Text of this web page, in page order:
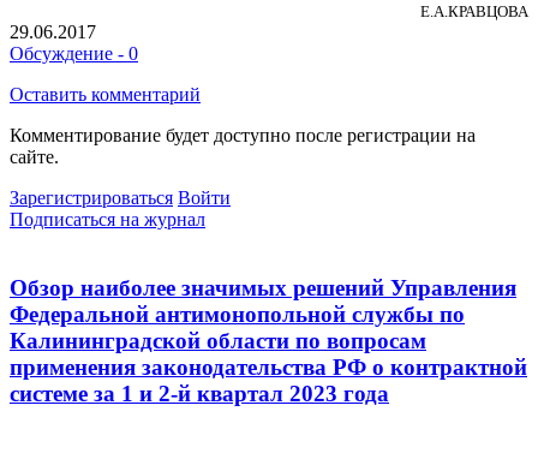
Е.А.КРАВЦОВА
29.06.2017
Обсуждение - 0
Оставить комментарий
Комментирование будет доступно после регистрации на
сайте.
Зарегистрироваться Войти
Подписаться на журнал
Обзор наиболее значимых решений Управления
Федеральной антимонопольной службы по
Калининградской области по вопросам
применения законодательства РФ о контрактной
системе за 1 и 2-й квартал 2023 года